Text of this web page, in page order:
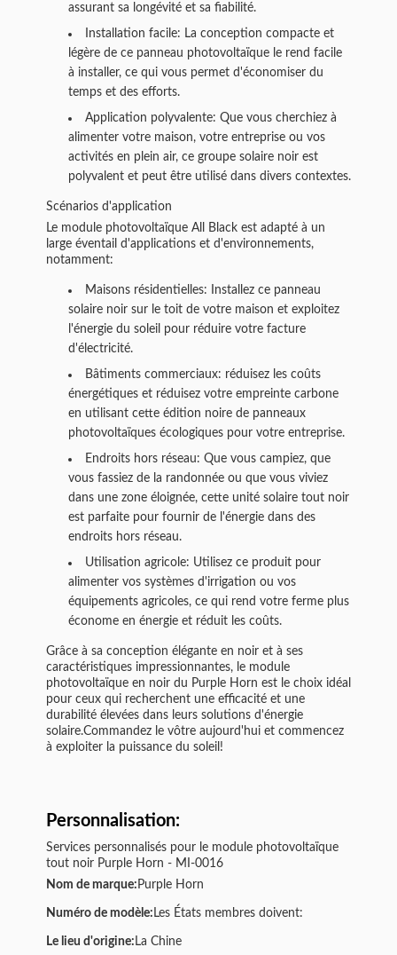
assurant sa longévité et sa fiabilité.
Installation facile: La conception compacte et
légère de ce panneau photovoltaïque le rend facile
à installer, ce qui vous permet d'économiser du
temps et des efforts.
Application polyvalente: Que vous cherchiez à
alimenter votre maison, votre entreprise ou vos
activités en plein air, ce groupe solaire noir est
polyvalent et peut être utilisé dans divers contextes.
Scénarios d'application
Le module photovoltaïque All Black est adapté à un
large éventail d'applications et d'environnements,
notamment:
Maisons résidentielles: Installez ce panneau
solaire noir sur le toit de votre maison et exploitez
l'énergie du soleil pour réduire votre facture
d'électricité.
Bâtiments commerciaux: réduisez les coûts
énergétiques et réduisez votre empreinte carbone
en utilisant cette édition noire de panneaux
photovoltaïques écologiques pour votre entreprise.
Endroits hors réseau: Que vous campiez, que
vous fassiez de la randonnée ou que vous viviez
dans une zone éloignée, cette unité solaire tout noir
est parfaite pour fournir de l'énergie dans des
endroits hors réseau.
Utilisation agricole: Utilisez ce produit pour
alimenter vos systèmes d'irrigation ou vos
équipements agricoles, ce qui rend votre ferme plus
économe en énergie et réduit les coûts.
Grâce à sa conception élégante en noir et à ses
caractéristiques impressionnantes, le module
photovoltaïque en noir du Purple Horn est le choix idéal
pour ceux qui recherchent une efficacité et une
durabilité élevées dans leurs solutions d'énergie
solaire.Commandez le vôtre aujourd'hui et commencez
à exploiter la puissance du soleil!
Personnalisation:
Services personnalisés pour le module photovoltaïque
tout noir Purple Horn - MI-0016
Nom de marque: Purple Horn
Numéro de modèle: Les États membres doivent:
Le lieu d'origine: La Chine